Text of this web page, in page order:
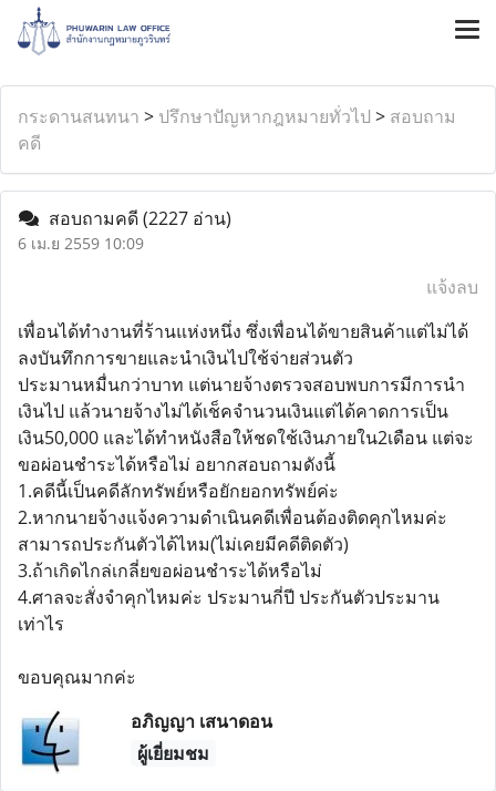
กระดานสนทนา > ปรึกษาปัญหากฎหมายทั่วไป > สอบถาม
คดี
สอบถามคดี(2227 อ่าน)
6 เม.ย 2559 10:09
แจ้งลบ
เพื่อนได้ทำงานที่ร้านแห่งหนึ่ง ซึ่งเพื่อนได้ขายสินค้าแต่ไม่ได้
ลงบันทึกการขายและนำเงินไปใช้จ่ายส่วนตัว
ประมานหมื่นกว่าบาท แต่นายจ้างตรวจสอบพบการมีการนำ
เงินไป แล้วนายจ้างไม่ได้เช็คจำนวนเงินแต่ได้คาดการเป็น
เงิน50,000 และได้ทำหนังสือให้ชดใช้เงินภายใน2เดือน แต่จะ
ขอผ่อนชำระได้หรือไม่ อยากสอบถามดังนี้
1.คดีนี้เป็นคดีลักทรัพย์หรือยักยอกทรัพย์ค่ะ
2.หากนายจ้างแจ้งความดำเนินคดีเพื่อนต้องติดคุกไหมค่ะ
สามารถประกันตัวได้ไหม(ไม่เคยมีคดีติดตัว)
3.ถ้าเกิดไกล่เกลี่ยขอผ่อนชำระได้หรือไม่
4.ศาลจะสั่งจำคุกไหมค่ะ ประมานกี่ปี ประกันตัวประมาน
เท่าไร
ขอบคุณมากค่ะ
อภิญญา เสนาดอน
ผู้เยี่ยมชม